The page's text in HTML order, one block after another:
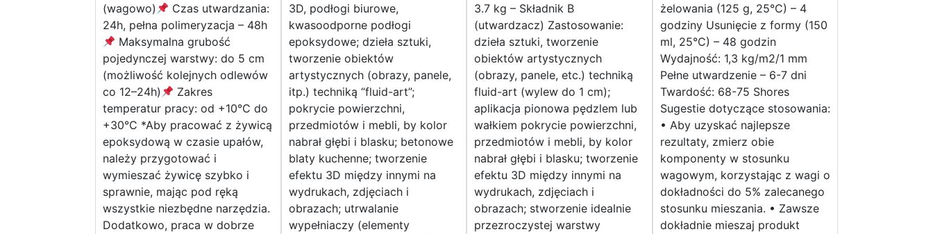
(wagowo)
Czas utwardzania:
24h, pełna polimeryzacja – 48h
Maksymalna grubość
pojedynczej warstwy: do 5 cm
(możliwość kolejnych odlewów
co 12–24h)
Zakres
temperatur pracy: od +10°C do
+30°C *Aby pracować z żywicą
epoksydową w czasie upałów,
należy przygotować i
wymieszać żywicę szybko i
sprawnie, mając pod ręką
wszystkie niezbędne narzędzia.
Dodatkowo, praca w dobrze
3D, podłogi biurowe,
kwasoodporne podłogi
epoksydowe; dzieła sztuki,
tworzenie obiektów
artystycznych (obrazy, panele,
itp.) techniką “fluid-art”;
pokrycie powierzchni,
przedmiotów i mebli, by kolor
nabrał głębi i blasku; betonowe
blaty kuchenne; tworzenie
efektu 3D między innymi na
wydrukach, zdjęciach i
obrazach; utrwalanie
wypełniaczy (elementy
3.7 kg – Składnik B
(utwardzacz) Zastosowanie:
dzieła sztuki, tworzenie
obiektów artystycznych
(obrazy, panele, etc.) techniką
fluid-art (wylew do 1 cm);
aplikacja pionowa pędzlem lub
wałkiem pokrycie powierzchni,
przedmiotów i mebli, by kolor
nabrał głębi i blasku; tworzenie
efektu 3D między innymi na
wydrukach, zdjęciach i
obrazach; stworzenie idealnie
przezroczystej warstwy
żelowania (125 g, 25°C) – 4
godziny Usunięcie z formy (150
ml, 25°C) – 48 godzin
Wydajność: 1,3 kg/m2/1 mm
Pełne utwardzenie – 6-7 dni
Twardość: 68-75 Shores
Sugestie dotyczące stosowania:
• Aby uzyskać najlepsze
rezultaty, zmierz obie
komponenty w stosunku
wagowym, korzystając z wagi o
dokładności do 5% zalecanego
stosunku mieszania. • Zawsze
dokładnie mieszaj produkt